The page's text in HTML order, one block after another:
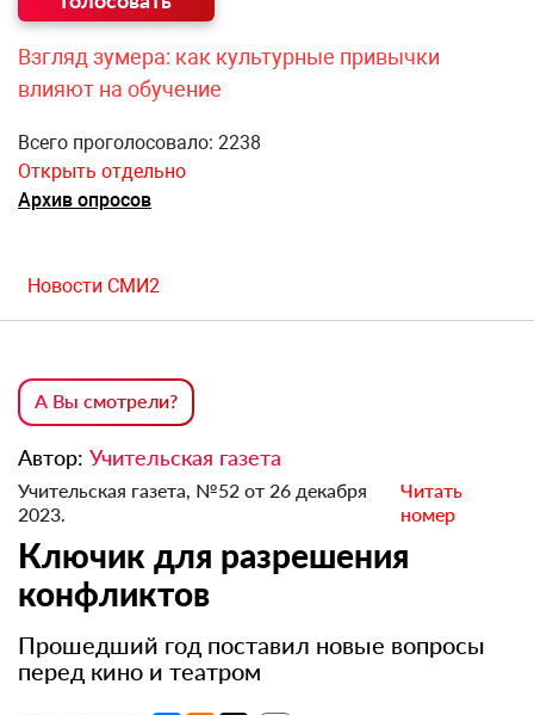
Взгляд зумера: как культурные привычки
влияют на обучение
Всего проголосовало: 2238
Открыть отдельно
Архив опросов
Новости СМИ2
А Вы смотрели?
Автор: Учительская газета
Учительская газета, №52 от 26 декабря
2023.
Читать
номер
Ключик для разрешения
конфликтов
Прошедший год поставил новые вопросы
перед кино и театром